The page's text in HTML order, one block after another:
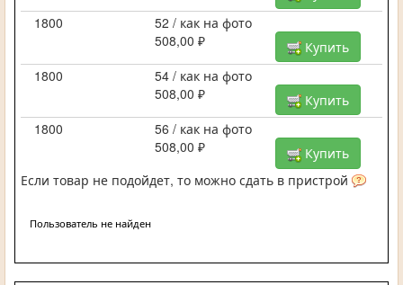
1800
52 / как на фото
508,00 ₽
Купить
1800
54 / как на фото
508,00 ₽
Купить
1800
56 / как на фото
508,00 ₽
Купить
Если товар не подойдет, то можно сдать в пристрой
Пользователь не найден